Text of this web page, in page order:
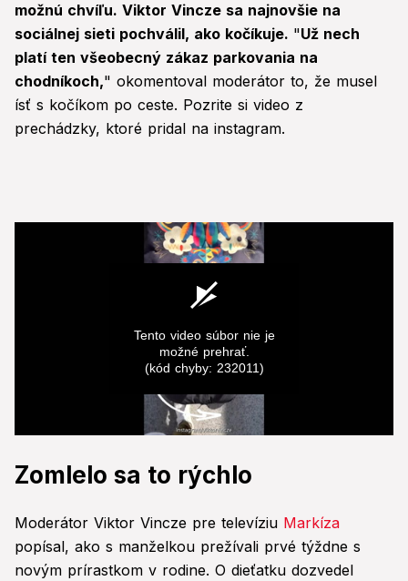
možnú chvíľu. Viktor Vincze sa najnovšie na
sociálnej sieti pochválil, ako kočíkuje. "Už nech
platí ten všeobecný zákaz parkovania na
chodníkoch," okomentoval moderátor to, že musel
ísť s kočíkom po ceste. Pozrite si video z
prechádzky, ktoré pridal na instagram.
of
0
Tento video súbor nie je
možné prehrať.
(kód chyby: 232011)
Zomlelo sa to rýchlo
Moderátor Viktor Vincze pre televíziu Markíza
popísal, ako s manželkou prežívali prvé týždne s
novým prírastkom v rodine. O dieťatku dozvedel